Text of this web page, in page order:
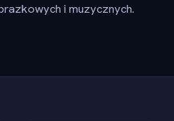
i muzycznych.